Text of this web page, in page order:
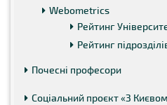
Webometrics
Рейтинг
Рейтинг
Почесні професори
Соціальний проєкт «З